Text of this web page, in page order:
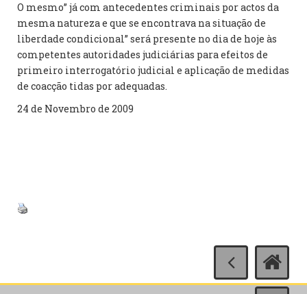
O mesmo” já com antecedentes criminais por actos da
mesma natureza e que se encontrava na situação de
liberdade condicional” será presente no dia de hoje às
competentes autoridades judiciárias para efeitos de
primeiro interrogatório judicial e aplicação de medidas
de coacção tidas por adequadas.
24 de Novembro de 2009